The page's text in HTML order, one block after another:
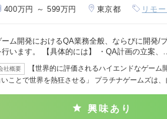
400万円 ～ 599万円 東京都 リモ
ーム開発におけるQA業務全般、ならびに開発/
行います。 【具体的には】 ・QA計画の立案、
社概要
【世界的に評価されるハイエンドなゲー
いことで世界を熱狂させる」 プラチナゲームズは
興味あり